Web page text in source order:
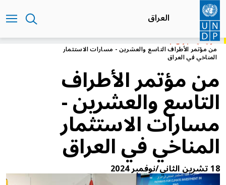
تجاوز
إلى
المحتوى
الرئيسي
العراق
الرئيسيةالعراق
من مؤتمر الأطراف التاسع والعشرين - مسارات الاستثمار
المناخي في العراق
من مؤتمر الأطراف
التاسع والعشرين -
مسارات الاستثمار
المناخي في العراق
18 تشرين الثاني/نوفمبر 2024